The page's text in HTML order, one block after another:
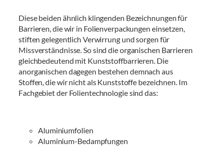
Diese beiden ähnlich klingenden Bezeichnungen für
Barrieren, die wir in Folienverpackungen einsetzen,
stiften gelegentlich Verwirrung und sorgen für
Missverständnisse. So sind die organischen Barrieren
gleichbedeutend mit Kunststoffbarrieren. Die
anorganischen dagegen bestehen demnach aus
Stoffen, die wir nicht als Kunststoffe bezeichnen. Im
Fachgebiet der Folientechnologie sind das:
Aluminiumfolien
Aluminium-Bedampfungen